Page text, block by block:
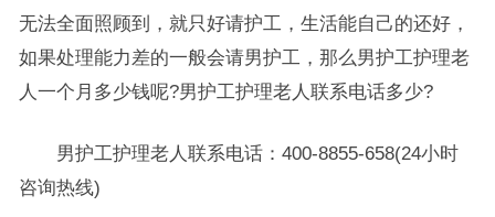
无法全面照顾到，就只好请护工，生活能自己的还好，
如果处理能力差的一般会请男护工，那么男护工护理老
人一个月多少钱呢?男护工护理老人联系电话多少?
男护工护理老人联系电话：400-8855-658(24小时
咨询热线)